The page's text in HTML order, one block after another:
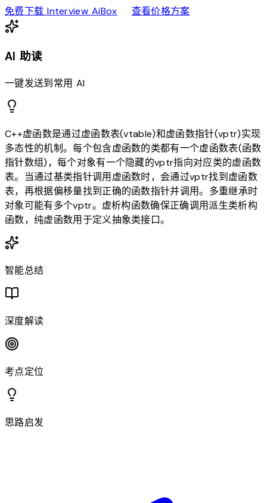
免费下载 Interview AiBoxdownload查看价格方案sell
AI 助读
一键发送到常用 AI
C++虚函数是通过虚函数表(vtable)和虚函数指针(vptr)实现
多态性的机制。每个包含虚函数的类都有一个虚函数表(函数
指针数组)，每个对象有一个隐藏的vptr指向对应类的虚函数
表。当通过基类指针调用虚函数时，会通过vptr找到虚函数
表，再根据偏移量找到正确的函数指针并调用。多重继承时
对象可能有多个vptr。虚析构函数确保正确调用派生类析构
函数，纯虚函数用于定义抽象类接口。
智能总结
深度解读
考点定位
思路启发